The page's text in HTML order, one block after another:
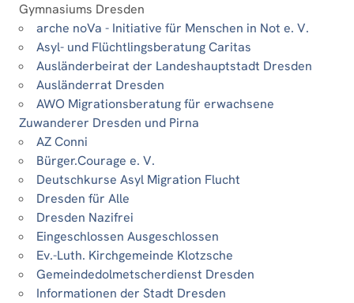
Gymnasiums Dresden
arche noVa - Initiative für Menschen in Not e. V.
Asyl- und Flüchtlingsberatung Caritas
Ausländerbeirat der Landeshauptstadt Dresden
Ausländerrat Dresden
AWO Migrationsberatung für erwachsene
Zuwanderer Dresden und Pirna
AZ Conni
Bürger.Courage e. V.
Deutschkurse Asyl Migration Flucht
Dresden für Alle
Dresden Nazifrei
Eingeschlossen Ausgeschlossen
Ev.-Luth. Kirchgemeinde Klotzsche
Gemeindedolmetscherdienst Dresden
Informationen der Stadt Dresden